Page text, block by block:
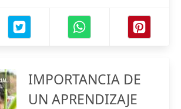
IMPORTANCIA DE
UN APRENDIZAJE